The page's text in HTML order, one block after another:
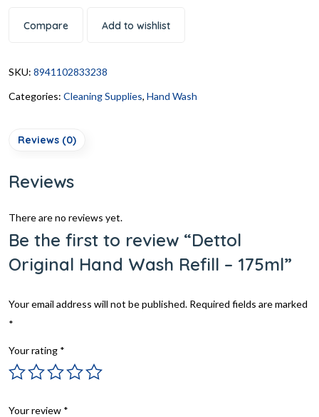
Compare Add to wishlist
SKU: 8941102833238
Categories: Cleaning Supplies, Hand Wash
Reviews (0)
Reviews
There are no reviews yet.
Be the first to review “Dettol
Original Hand Wash Refill – 175ml”
Your email address will not be published. Required fields are marked
*
Your rating *
Your review *